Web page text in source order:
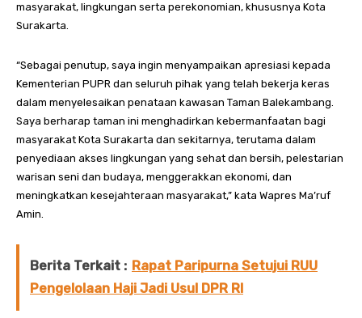
masyarakat, lingkungan serta perekonomian, khususnya Kota
Surakarta.
“Sebagai penutup, saya ingin menyampaikan apresiasi kepada
Kementerian PUPR dan seluruh pihak yang telah bekerja keras
dalam menyelesaikan penataan kawasan Taman Balekambang.
Saya berharap taman ini menghadirkan kebermanfaatan bagi
masyarakat Kota Surakarta dan sekitarnya, terutama dalam
penyediaan akses lingkungan yang sehat dan bersih, pelestarian
warisan seni dan budaya, menggerakkan ekonomi, dan
meningkatkan kesejahteraan masyarakat,” kata Wapres Ma’ruf
Amin.
Berita Terkait : Rapat Paripurna Setujui RUU
Pengelolaan Haji Jadi Usul DPR RI